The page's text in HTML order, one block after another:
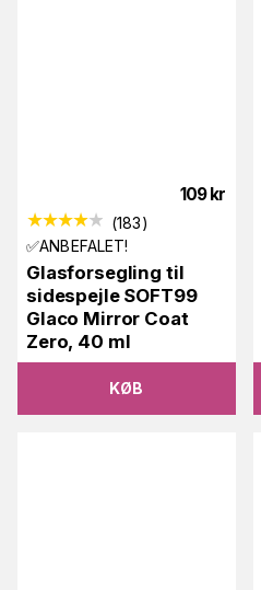
109 kr
(183)
✅ANBEFALET!
Glasforsegling til
sidespejle SOFT99
Glaco Mirror Coat
Zero, 40 ml
KØB